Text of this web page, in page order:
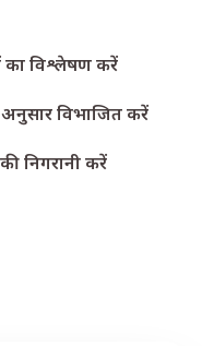
का विश्लेषण करें
अनुसार विभाजित करें
निगरानी करें